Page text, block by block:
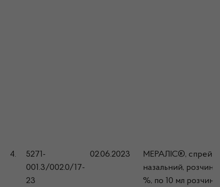
4.
5271-
001.3/002.0/17-
23
02.06.2023
МЕРАЛІС®, спрей
назальний, розчин,
%, по 10 мл